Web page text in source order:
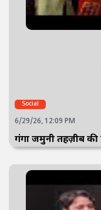
Social
6/29/26, 12:09 PM
गंगा जमुनी तहज़ीब की